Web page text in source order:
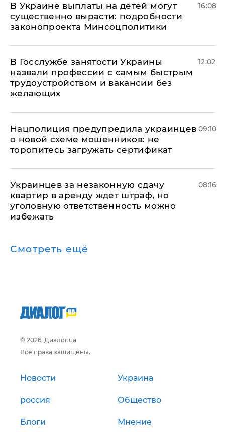
В Украине выплаты на детей могут
существенно вырасти: подробности
законопроекта Минсоцполитики
16:08
В Госслужбе занятости Украины
назвали профессии с самым быстрым
трудоустройством и вакансии без
желающих
12:02
Нацполиция предупредила украинцев
о новой схеме мошенников: не
торопитесь загружать сертификат
09:10
Украинцев за незаконную сдачу
квартир в аренду ждет штраф, но
уголовную ответственность можно
избежать
08:16
Смотреть ещё
© 2026, Диалог.ua
Все права защищены.
Новости Украина
россия Общество
Блоги Мнение